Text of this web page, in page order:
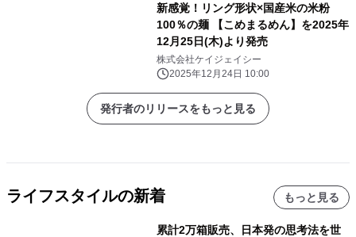
新感覚！リング形状×国産米の米粉
100％の麺 【こめまるめん】を2025年
12月25日(木)より発売
株式会社ケイジェイシー
2025年12月24日 10:00
発行者のリリースをもっと見る
ライフスタイルの新着 もっと見る
累計2万箱販売、日本発の思考法を世